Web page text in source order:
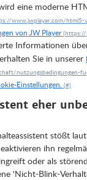
eine moderne
von JW Player
Informationen
Sie in unserer
Einstellungen.
eher
stößt
ihn
oder als
'Nicht-Blink-